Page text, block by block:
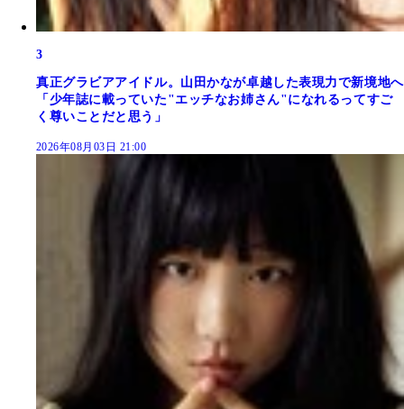
3
真正グラビアアイドル。山田かなが卓越した表現力で新境地へ
「少年誌に載っていた"エッチなお姉さん"になれるってすご
く尊いことだと思う」
2026年08月03日 21:00